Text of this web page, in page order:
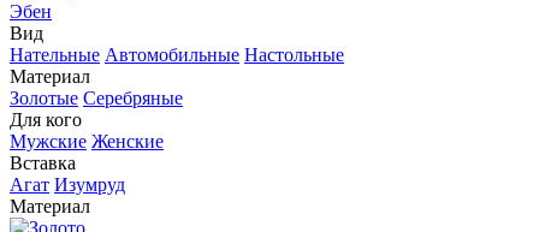
Эбен
Вид
Нательные Автомобильные Настольные
Материал
Золотые Серебряные
Для кого
Мужские Женские
Вставка
Агат Изумруд
Материал